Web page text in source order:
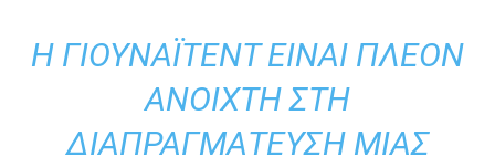
Η ΓΙΟΥΝΆΙΤΕΝΤ ΕΊΝΑΙ ΠΛΈΟΝ
ΑΝΟΙΧΤΉ ΣΤΗ
ΔΙΑΠΡΑΓΜΆΤΕΥΣΗ ΜΙΑΣ